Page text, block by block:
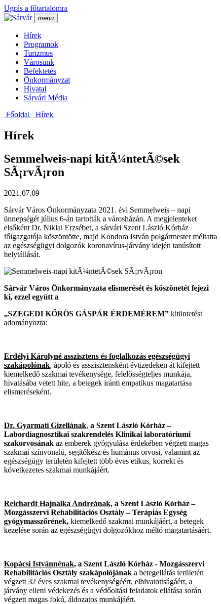
Ugrás a főtartalomra
menu
Hí­rek
Programok
Turizmus
Városunk
Befektetés
Önkormányzat
Hivatal
Sárvári Média
Főoldal
Hí­rek
Hírek
Semmelweis-napi kitÃ¼ntetÃ©sek
SÃ¡rvÃ¡ron
2021.07.09
Sárvár Város Önkormányzata 2021. évi Semmelweis – napi
ünnepségét július 6-án tartották a városházán. A megjelenteket
elsőként Dr. Niklai Erzsébet, a sárvári Szent László Kórház
főigazgatója köszöntötte, majd Kondora István polgármester méltatta
az egészségügyi dolgozók koronavírus-járvány idején tanúsított
helytállását.
Sárvár Város Önkormányzata elismerését és köszönetét fejezi
ki, ezzel együtt a
„SZEGEDI KŐRÖS GÁSPÁR ÉRDEMÉREM” kitüntetést
adományozta:
Erdélyi Károlyné asszisztens és foglalkozás egészségügyi
szakápolónak, ápoló és asszisztensként évtizedeken át kifejtett
kiemelkedő szakmai tevékenysége, felelősségteljes munkája,
hivatásába vetett hite, a betegek iránti empatikus magatartása
elismeréseként.
Dr. Gyarmati Gizellának, a Szent László Kórház –
Labordiagnosztikai szakrendelés Klinikai laboratóriumi
szakorvosának az emberek gyógyulása érdekében végzett magas
szakmai színvonalú, segítőkész és humánus orvosi, valamint az
egészségügy területén kifejtett több éves etikus, korrekt és
következetes szakmai munkájáért.
Reichardt Hajnalka Andreának, a Szent László Kórház –
Mozgásszervi Rehabilitációs Osztály – Terápiás Egység
gyógymasszőrének, kiemelkedő szakmai munkájáért, a betegek
kezelése során az egészségügyi dolgozókhoz méltó magatartásáért.
Kopácsi Istvánnénak, a Szent László Kórház - Mozgásszervi
Rehabilitációs Osztály szakápolójának a betegellátás területén
végzett 32 éves szakmai tevékenységéért, elhivatottságáért, a
járvány elleni védekezés és a védőoltási feladatok ellátása során
végzett magas fokú, áldozatos munkájáért.